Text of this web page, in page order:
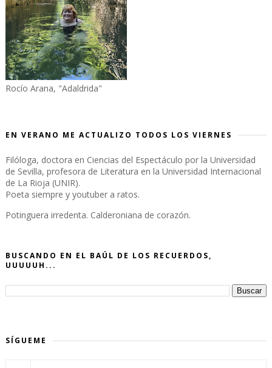
Rocío Arana, "Adaldrida"
EN VERANO ME ACTUALIZO TODOS LOS VIERNES
Filóloga, doctora en Ciencias del Espectáculo por la Universidad
de Sevilla, profesora de Literatura en la Universidad Internacional
de La Rioja (UNIR).
Poeta siempre y youtuber a ratos.
Potinguera irredenta. Calderoniana de corazón.
BUSCANDO EN EL BAÚL DE LOS RECUERDOS,
UUUUUH...
SÍGUEME